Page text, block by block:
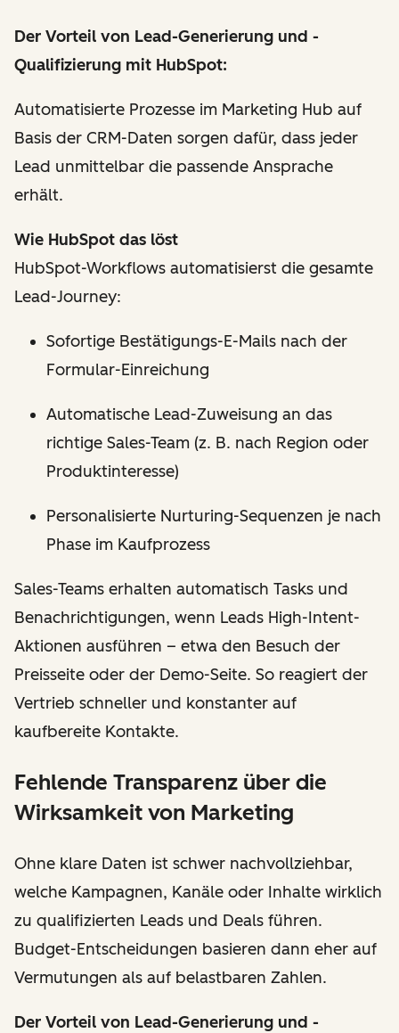
Der Vorteil von Lead-Generierung und -
Qualifizierung mit HubSpot:
Automatisierte Prozesse im Marketing Hub auf
Basis der CRM-Daten sorgen dafür, dass jeder
Lead unmittelbar die passende Ansprache
erhält.
Wie HubSpot das löst
HubSpot-Workflows automatisierst die gesamte
Lead-Journey:
Sofortige Bestätigungs-E-Mails nach der
Formular-Einreichung
Automatische Lead-Zuweisung an das
richtige Sales-Team (z. B. nach Region oder
Produktinteresse)
Personalisierte Nurturing-Sequenzen je nach
Phase im Kaufprozess
Sales-Teams erhalten automatisch Tasks und
Benachrichtigungen, wenn Leads High-Intent-
Aktionen ausführen – etwa den Besuch der
Preisseite oder der Demo-Seite. So reagiert der
Vertrieb schneller und konstanter auf
kaufbereite Kontakte.
Fehlende Transparenz über die
Wirksamkeit von Marketing
Ohne klare Daten ist schwer nachvollziehbar,
welche Kampagnen, Kanäle oder Inhalte wirklich
zu qualifizierten Leads und Deals führen.
Budget-Entscheidungen basieren dann eher auf
Vermutungen als auf belastbaren Zahlen.
Der Vorteil von Lead-Generierung und -